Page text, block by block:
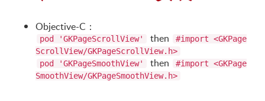
Objective-C：
pod 'GKPageScrollView' then
#import <GKPage
ScrollView/GKPageScrollView.h>
pod 'GKPageSmoothView'
then
#import <GKPage
SmoothView/GKPageSmoothView.h>